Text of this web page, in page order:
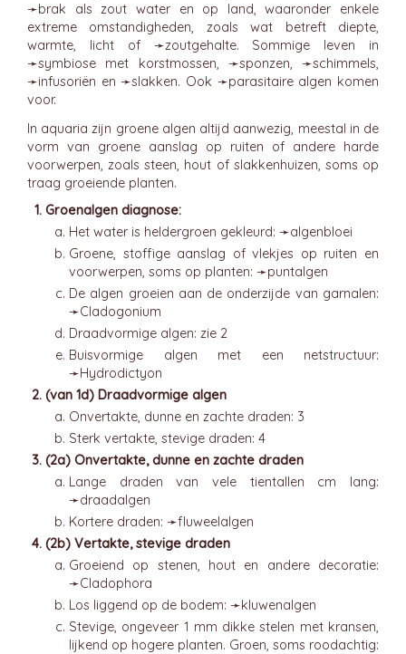
➛brak als zout water en op land, waaronder enkele
extreme omstandigheden, zoals wat betreft diepte,
warmte, licht of ➛zoutgehalte. Sommige leven in
➛symbiose met korstmossen, ➛sponzen, ➛schimmels,
➛infusoriën en ➛slakken. Ook ➛parasitairealgen komen
voor.
In aquaria zijn groene algen altijd aanwezig, meestal in de
vorm van groene aanslag op ruiten of andere harde
voorwerpen, zoals steen, hout of slakkenhuizen, soms op
traag groeiende planten.
Groenalgen diagnose:
Het water is heldergroen gekleurd: ➛algenbloei
Groene, stoffige aanslag of vlekjes op ruiten en
voorwerpen, soms op planten: ➛puntalgen
De algen groeien aan de onderzijde van garnalen:
➛Cladogonium
Draadvormige algen: zie 2
Buisvormige algen met een netstructuur:
➛Hydrodictyon
(van 1d) Draadvormige algen
Onvertakte, dunne en zachte draden: 3
Sterk vertakte, stevige draden: 4
(2a) Onvertakte, dunne en zachte draden
Lange draden van vele tientallen cm lang:
➛draadalgen
Kortere draden: ➛fluweelalgen
(2b) Vertakte, stevige draden
Groeiend op stenen, hout en andere decoratie:
➛Cladophora
Los liggend op de bodem: ➛kluwenalgen
Stevige, ongeveer 1 mm dikke stelen met kransen,
lijkend op hogere planten. Groen, soms roodachtig: